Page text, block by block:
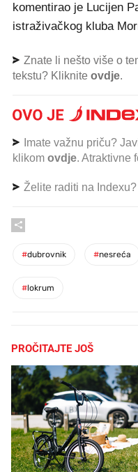
komentirao je Lucijen
istraživačkog kluba
Znate li nešto više o
tekstu? Kliknite ovdje.
Imate važnu priču?
klikom ovdje. Atraktivne
Želite raditi na
#dubrovnik #nesreća
#lokrum
PROČITAJTE JOŠ